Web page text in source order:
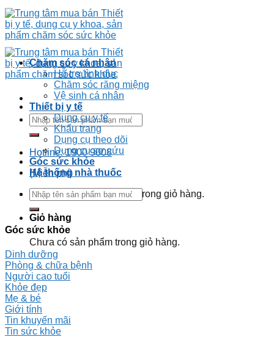
Skip
to
content
Tìm
kiếm:
Hotline: 1900 9008
(Miễn phí)
Chưa có sản phẩm trong giỏ hàng.
Giỏ hàng
Chưa có sản phẩm trong giỏ hàng.
Chăm sóc cá nhân
Hỗ trợ tình dục
Chăm sóc răng miệng
Vệ sinh cá nhân
Thiết bị y tế
Dụng cụ y tế
Khẩu trang
Dụng cụ theo dõi
Dụng cụ sơ cứu
Góc sức khỏe
Hệ thống nhà thuốc
Tìm
kiếm:
Góc sức khỏe
Dinh dưỡng
Phòng & chữa bệnh
Người cao tuổi
Khỏe đẹp
Mẹ & bé
Giới tính
Tin khuyến mãi
Tin sức khỏe